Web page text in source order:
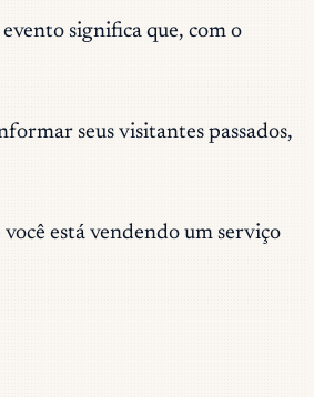
significa que, com o
seus visitantes passados,
está vendendo um serviço